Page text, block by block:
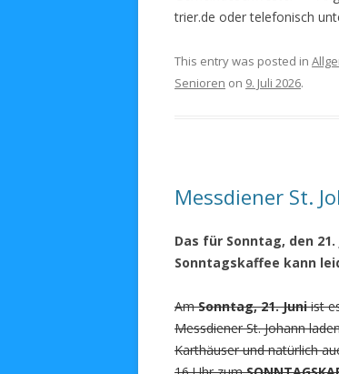
trier.de oder telefonisch
This entry was posted in
Senioren on 9. Juli 2026.
Messdiener St.
Das für Sonntag, den
Sonntagskaffee kann
AmSonntag, 21. Juniist
Messdiener St. Johann
Karthäuser und natürlich